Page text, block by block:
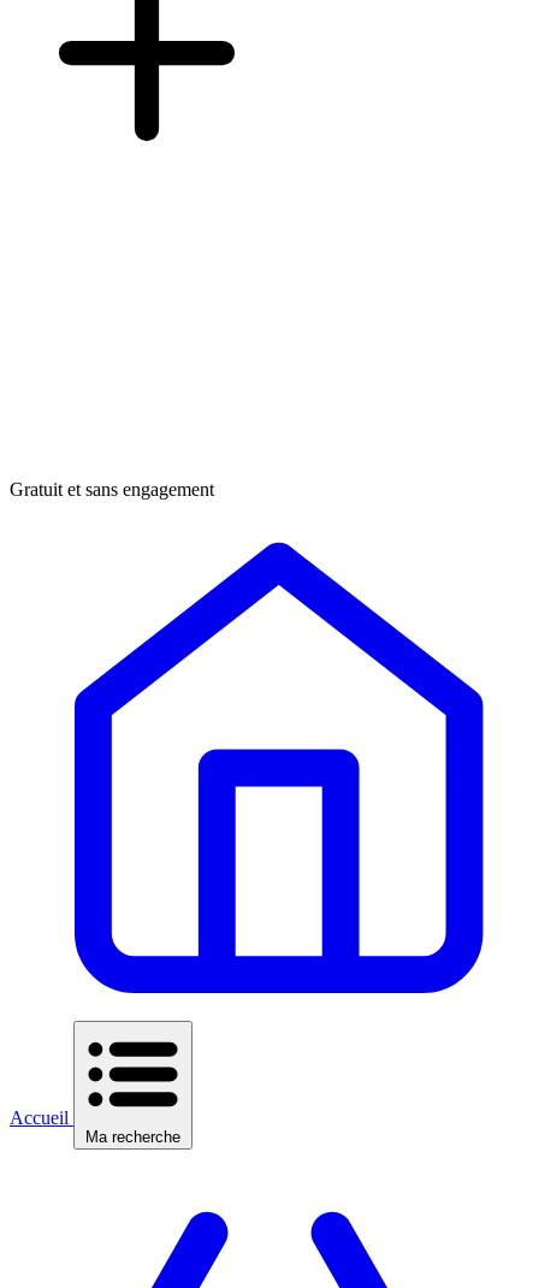
Gratuit et sans engagement
Accueil
Ma recherche